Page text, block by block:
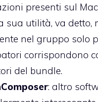
presenti sul
sua utilità, va detto,
nel gruppo solo
corrispondono
del bundle.
: altro